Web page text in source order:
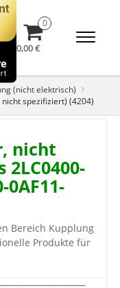
0,00 €
(nicht elektrisch)
spezifiziert) (4204)
nicht
0AF11-
Bereich Kupplung
Produkte für